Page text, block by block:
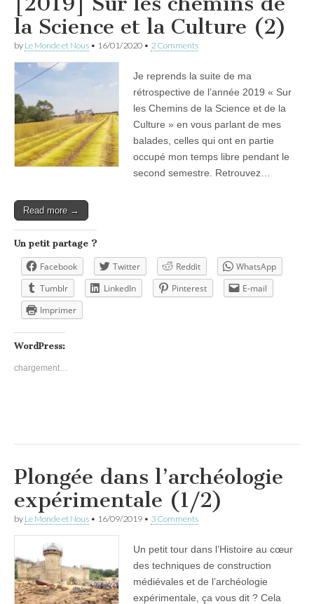
la Science et la Culture (2)
by Le Monde et Nous • 16/01/2020 • 2 Comments
Je reprends la suite de ma
rétrospective de l’année 2019 « Sur
les Chemins de la Science et de la
Culture » en vous parlant de mes
balades, celles qui ont en partie
occupé mon temps libre pendant le
second semestre. Retrouvez…
Read more →
Un petit partage ?
Facebook Twitter Reddit
WhatsApp
Tumblr
LinkedIn Pinterest
E-mail
Imprimer
WordPress:
chargement…
Plongée dans l’archéologie
expérimentale (1/2)
by Le Monde et Nous • 16/09/2019 • 3 Comments
Un petit tour dans l’Histoire au cœur
des techniques de construction
médiévales et de l’archéologie
expérimentale, ça vous dit ? Cela